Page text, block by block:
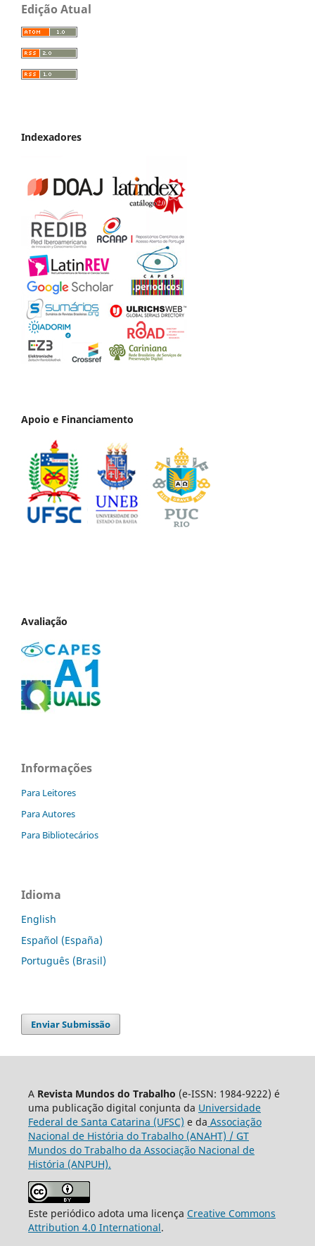
Edição Atual
Indexadores
Apoio e Financiamento
Avaliação
Informações
Para Leitores
Para Autores
Para Bibliotecários
Idioma
English
Español (España)
Português (Brasil)
Enviar Submissão
A Revista Mundos do Trabalho (e-ISSN: 1984-9222) é
uma publicação digital conjunta da Universidade
Federal de Santa Catarina (UFSC) e da Associação
Nacional de História do Trabalho (ANAHT) / GT
Mundos do Trabalho da Associação Nacional de
História (ANPUH).
Este periódico adota uma licença Creative Commons
Attribution 4.0 International.